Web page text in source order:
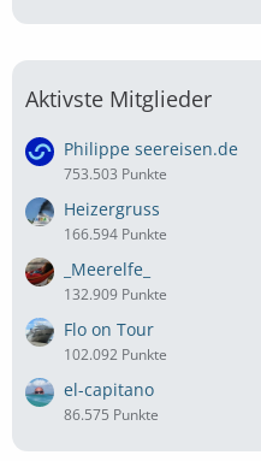
Aktivste Mitglieder
Philippe seereisen.de
753.503 Punkte
Heizergruss
166.594 Punkte
_Meerelfe_
132.909 Punkte
Flo on Tour
102.092 Punkte
el-capitano
86.575 Punkte